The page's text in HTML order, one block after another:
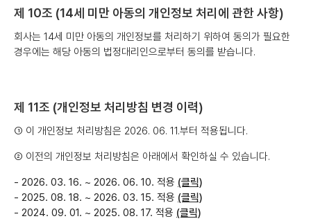
제 10조 (14세 미만 아동의 개인정보 처리에 관한 사항)
회사는 14세 미만 아동의 개인정보를 처리하기 위하여 동의가 필요한
경우에는 해당 아동의 법정대리인으로부터 동의를 받습니다.
제 11조 (개인정보 처리방침 변경 이력)
① 이 개인정보 처리방침은 2026. 06. 11.부터 적용됩니다.
② 이전의 개인정보 처리방침은 아래에서 확인하실 수 있습니다.
- 2026. 03. 16. ~ 2026. 06. 10. 적용 (클릭)
- 2025. 08. 18. ~ 2026. 03. 15. 적용 (클릭)
- 2024. 09. 01. ~ 2025. 08. 17. 적용 (클릭)